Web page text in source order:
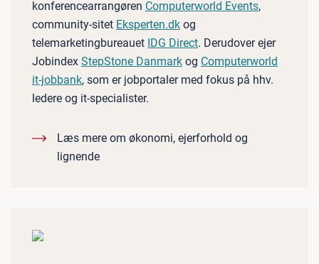
konferencearrangøren Computerworld Events,
community-sitet Eksperten.dk og
telemarketingbureauet IDG Direct. Derudover ejer
Jobindex StepStone Danmark og Computerworld
it-jobbank, som er jobportaler med fokus på hhv.
ledere og it-specialister.
Læs mere om økonomi, ejerforhold og
lignende